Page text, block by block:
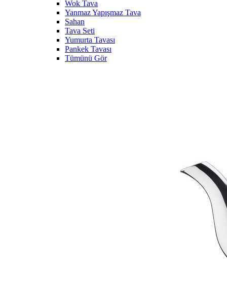
Wok Tava
Yanmaz Yapışmaz Tava
Sahan
Tava Seti
Yumurta Tavası
Pankek Tavası
Tümünü Gör